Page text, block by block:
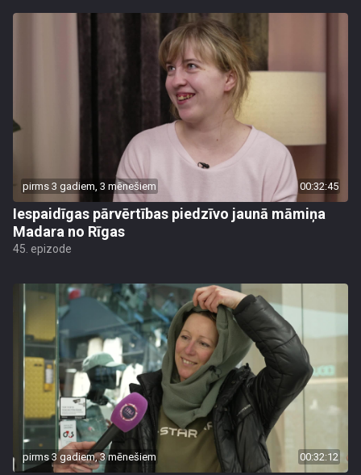
pirms 3 gadiem, 3 mēnešiem 00:32:45
Iespaidīgas pārvērtības piedzīvo jaunā māmiņa
Madara no Rīgas
45. epizode
pirms 3 gadiem, 3 mēnešiem 00:32:12